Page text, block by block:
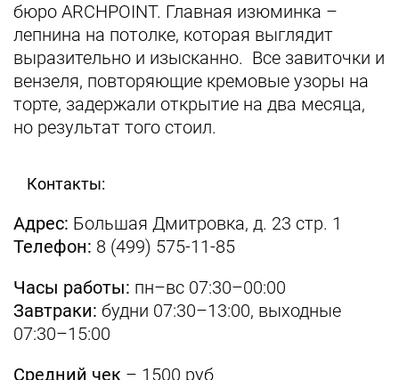
бюро ARCHPOINT. Главная изюминка –
лепнина на потолке, которая выглядит
выразительно и изысканно. Все завиточки и
вензеля, повторяющие кремовые узоры на
торте, задержали открытие на два месяца,
но результат того стоил.
Контакты:
Адрес: Большая Дмитровка, д. 23 стр. 1
Телефон: 8 (499) 575-11-85
Часы работы: пн–вс 07:30–00:00
Завтраки: будни 07:30–13:00, выходные
07:30–15:00
Средний чек – 1500 руб